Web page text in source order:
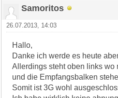
Samoritos
26.07.2013, 14:03
Hallo,
Danke ich werde es heute
Allerdings steht oben links wo
und die Empfangsbalken
Somit ist 3G wohl